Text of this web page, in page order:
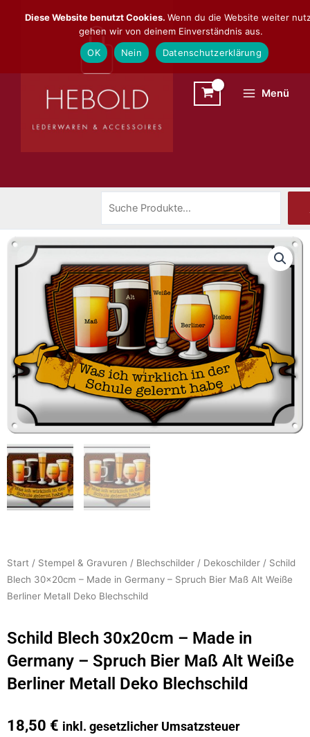
Inhalt
Menü
Start / Stempel & Gravuren / Blechschilder / Dekoschilder / Schild
Blech 30x20cm – Made in Germany – Spruch Bier Maß Alt Weiße
Berliner Metall Deko Blechschild
Schild Blech 30x20cm – Made in
Germany – Spruch Bier Maß Alt Weiße
Berliner Metall Deko Blechschild
18,50 € inkl. gesetzlicher Umsatzsteuer
Diese Website benutzt Cookies. Wenn du die Website weiter
gehen wir von deinem Einverständnis aus.
OK
Nein Datenschutzerklärung